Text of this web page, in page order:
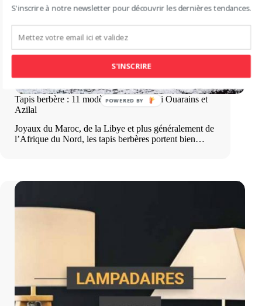
Tapis berbère : 11 modèles de style Beni Ouarains et
Azilal
Joyaux du Maroc, de la Libye et plus généralement de
l’Afrique du Nord, les tapis berbères portent bien…
S'inscrire à notre newsletter pour découvrir les dernières tendances.
S'INSCRIRE